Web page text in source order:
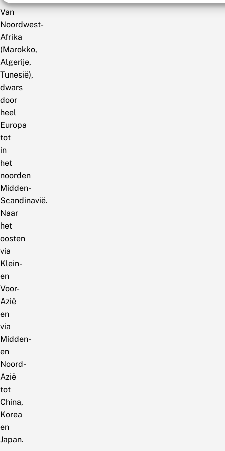
Van
Noordwest-
Afrika
(Marokko,
Algerije,
Tunesië),
dwars
door
heel
Europa
tot
in
het
noorden
Midden-
Scandinavië.
Naar
het
oosten
via
Klein-
en
Voor-
Azië
en
via
Midden-
en
Noord-
Azië
tot
China,
Korea
en
Japan.